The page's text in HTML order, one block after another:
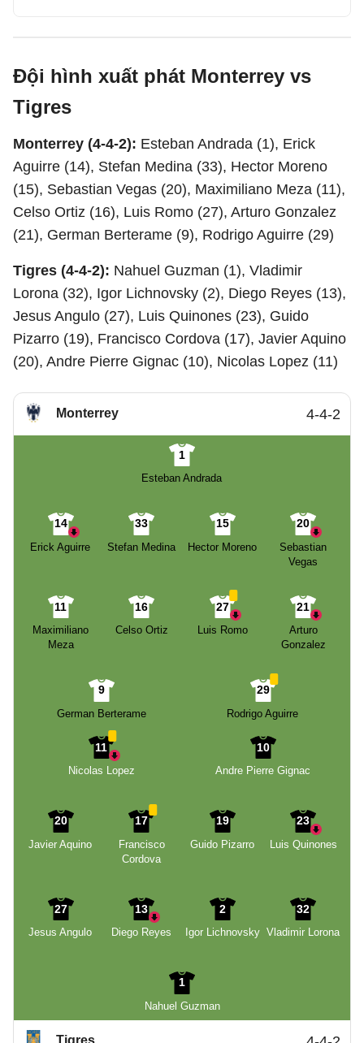
Đội hình xuất phát Monterrey vs
Tigres
Monterrey (4-4-2): Esteban Andrada (1), Erick
Aguirre (14), Stefan Medina (33), Hector Moreno
(15), Sebastian Vegas (20), Maximiliano Meza (11),
Celso Ortiz (16), Luis Romo (27), Arturo Gonzalez
(21), German Berterame (9), Rodrigo Aguirre (29)
Tigres (4-4-2): Nahuel Guzman (1), Vladimir
Lorona (32), Igor Lichnovsky (2), Diego Reyes (13),
Jesus Angulo (27), Luis Quinones (23), Guido
Pizarro (19), Francisco Cordova (17), Javier Aquino
(20), Andre Pierre Gignac (10), Nicolas Lopez (11)
Monterrey 4-4-2
1
Esteban Andrada
14
Erick Aguirre
33
Stefan Medina
15
Hector Moreno
20
Sebastian
Vegas
11
Maximiliano
Meza
16
Celso Ortiz
27
Luis Romo
21
Arturo
Gonzalez
9
German Berterame
29
Rodrigo Aguirre
11
Nicolas Lopez
10
Andre Pierre Gignac
20
Javier Aquino
17
Francisco
Cordova
19
Guido Pizarro
23
Luis Quinones
27
Jesus Angulo
13
Diego Reyes
2
Igor Lichnovsky
32
Vladimir Lorona
1
Nahuel Guzman
Tigres